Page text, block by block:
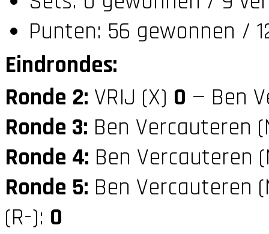
Punten: 56 gewonnen /
Eindrondes:
Ronde 2: VRIJ (X) 0 — Ben
Ronde 3: Ben Vercauteren
Ronde 4: Ben Vercauteren
Ronde 5: Ben Vercauteren
(R-): 0